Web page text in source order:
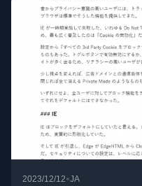
2023/12/12•JA